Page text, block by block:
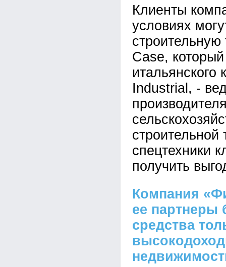
Клиенты
условиях
строительную
Case,
итальянского
Industrial, -
строительной
спецтехники
получить
Компания
ее партнеры
средства